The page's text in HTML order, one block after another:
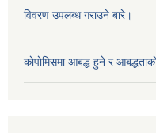
विवरण उपलब्ध गराउने बारे।
काेपाेमिसमा आबद्ध हुने र